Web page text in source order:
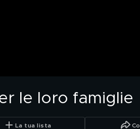
le loro famiglie
La tua lista